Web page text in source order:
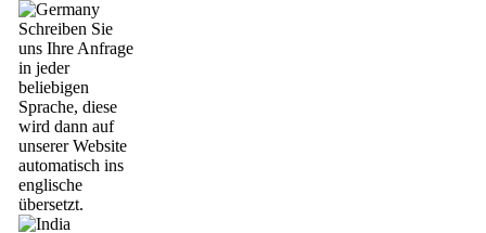
Schreiben Sie
uns Ihre Anfrage
in jeder
beliebigen
Sprache, diese
wird dann auf
unserer Website
automatisch ins
englische
übersetzt.